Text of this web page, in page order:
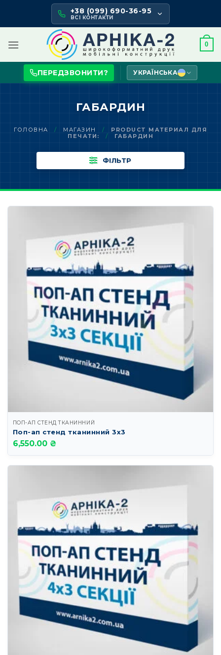
content
+38 (099) 690-36-95
ВСІ КОНТАКТИ
0
ПЕРЕДЗВОНИТИ? УКРАЇНСЬКА
ГАБАРДИН
ГОЛОВНА / МАГАЗИН /
PRODUCT МАТЕРИАЛ ДЛЯ
ПЕЧАТИ:
/ ГАБАРДИН
ФІЛЬТР
ПОП-АП СТЕНД ТКАНИННИЙ
Поп-ап стенд тканинний 3х3
6,550.00 ₴